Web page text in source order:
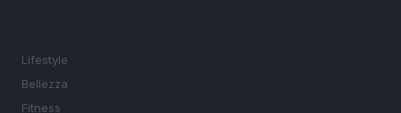
Lifestyle
Bellezza
Fitness